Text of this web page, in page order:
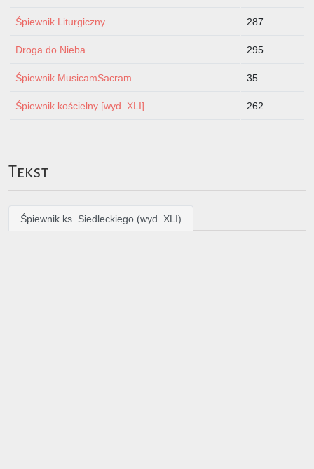
Śpiewnik Liturgiczny 287
Droga do Nieba 295
Śpiewnik MusicamSacram 35
Śpiewnik kościelny [wyd. XLI] 262
Tekst
Śpiewnik ks. Siedleckiego (wyd. XLI)